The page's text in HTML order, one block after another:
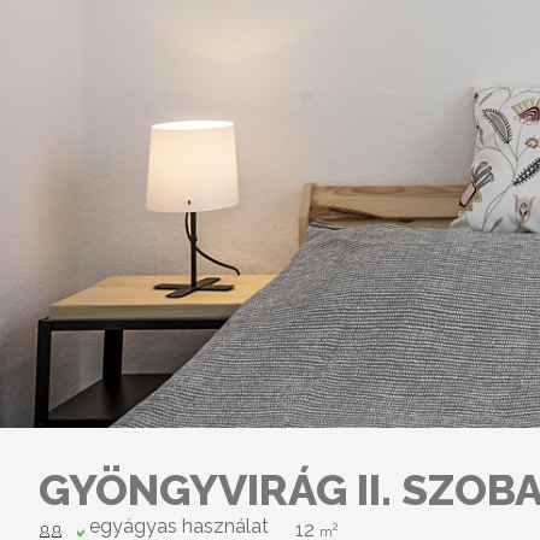
GYÖNGYVIRÁG II.
egyágyas használat 12 m2